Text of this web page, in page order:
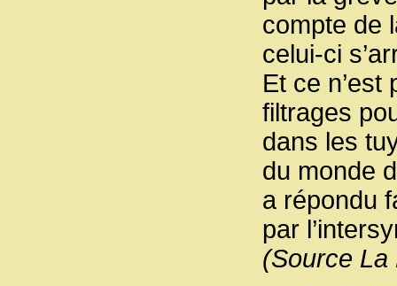
compte de
celui-ci
Et ce n’est
filtrages
dans les
du monde
a répondu
par
(Source La